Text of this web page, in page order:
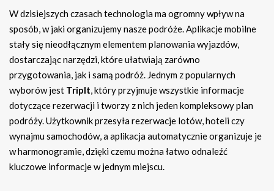
W dzisiejszych czasach technologia ma ogromny wpływ na
sposób, w jaki organizujemy nasze podróże. Aplikacje mobilne
stały się nieodłącznym elementem planowania wyjazdów,
dostarczając narzędzi, które ułatwiają zarówno
przygotowania, jak i samą podróż. Jednym z popularnych
wyborów jest TripIt, który przyjmuje wszystkie informacje
dotyczące rezerwacji i tworzy z nich jeden kompleksowy plan
podróży. Użytkownik przesyła rezerwacje lotów, hoteli czy
wynajmu samochodów, a aplikacja automatycznie organizuje je
w harmonogramie, dzięki czemu można łatwo odnaleźć
kluczowe informacje w jednym miejscu.